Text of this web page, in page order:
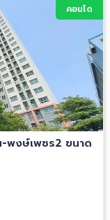
คอนโด
-พงษ์เพชร2 ขนาด